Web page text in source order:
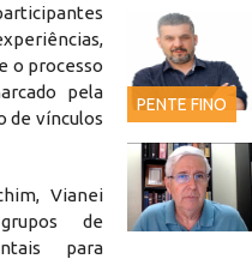
o processo
pela
de vínculos
Vianei
de
para
PENTE FINO